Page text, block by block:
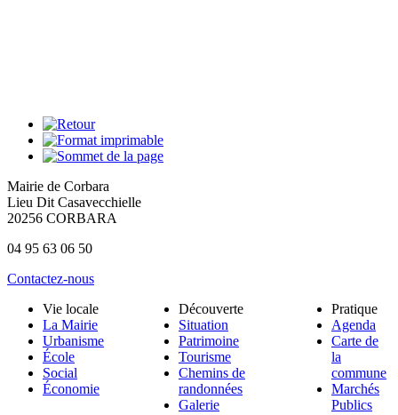
Mairie de Corbara
Lieu Dit Casavecchielle
20256 CORBARA
04 95 63 06 50
Contactez-nous
Vie locale
La Mairie
Urbanisme
École
Social
Économie
Découverte
Situation
Patrimoine
Tourisme
Chemins de
randonnées
Galerie
Pratique
Agenda
Carte de
la
commune
Marchés
Publics